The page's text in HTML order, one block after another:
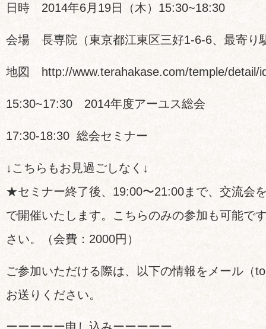
日時 2014年6月19日（木）15:30~18:30
会場 長専院（東京都江東区三好1-6-6、最寄り
地図 http://www.terahakase.com/temple/detail/
15:30~17:30 2014年度アーユス総会
17:30-18:30 総会セミナー
↓こちらもお見過ごしなく↓
★セミナー終了後、19:00〜21:00まで、交流会
で開催いたします。こちらのみの参加も可能で
さい。（会費：2000円）
ご参加いただける際は、以下の情報をメール（
お送りください。